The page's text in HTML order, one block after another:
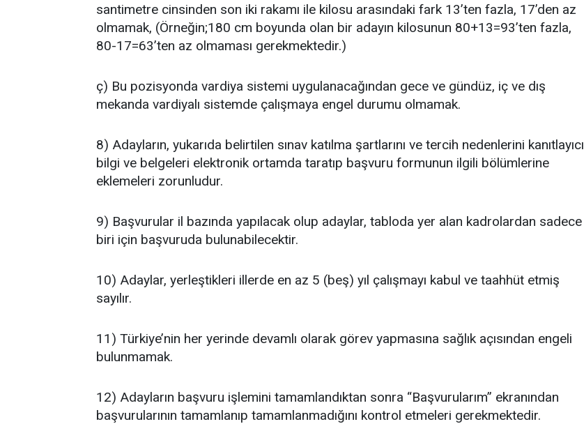
santimetre cinsinden son iki rakamı ile kilosu arasındaki fark 13’ten fazla, 17’den az
olmamak, (Örneğin;180 cm boyunda olan bir adayın kilosunun 80+13=93’ten fazla,
80-17=63’ten az olmaması gerekmektedir.)
ç) Bu pozisyonda vardiya sistemi uygulanacağından gece ve gündüz, iç ve dış
mekanda vardiyalı sistemde çalışmaya engel durumu olmamak.
8) Adayların, yukarıda belirtilen sınav katılma şartlarını ve tercih nedenlerini kanıtlayıcı
bilgi ve belgeleri elektronik ortamda taratıp başvuru formunun ilgili bölümlerine
eklemeleri zorunludur.
9) Başvurular il bazında yapılacak olup adaylar, tabloda yer alan kadrolardan sadece
biri için başvuruda bulunabilecektir.
10) Adaylar, yerleştikleri illerde en az 5 (beş) yıl çalışmayı kabul ve taahhüt etmiş
sayılır.
11) Türkiye’nin her yerinde devamlı olarak görev yapmasına sağlık açısından engeli
bulunmamak.
12) Adayların başvuru işlemini tamamlandıktan sonra “Başvurularım” ekranından
başvurularının tamamlanıp tamamlanmadığını kontrol etmeleri gerekmektedir.